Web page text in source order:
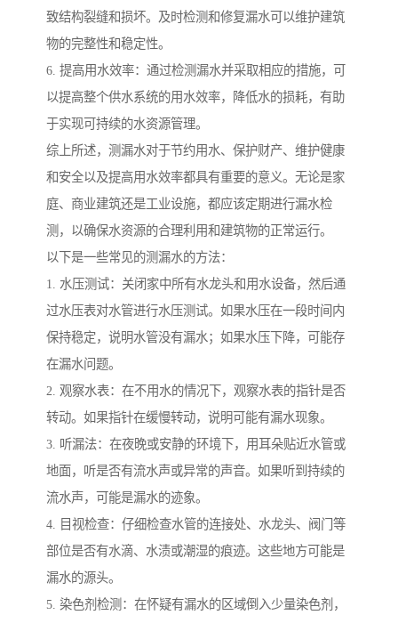
致结构裂缝和损坏。及时检测和修复漏水可以维护建筑
物的完整性和稳定性。
6. 提高用水效率：通过检测漏水并采取相应的措施，可
以提高整个供水系统的用水效率，降低水的损耗，有助
于实现可持续的水资源管理。
综上所述，测漏水对于节约用水、保护财产、维护健康
和安全以及提高用水效率都具有重要的意义。无论是家
庭、商业建筑还是工业设施，都应该定期进行漏水检
测，以确保水资源的合理利用和建筑物的正常运行。
以下是一些常见的测漏水的方法：
1. 水压测试：关闭家中所有水龙头和用水设备，然后通
过水压表对水管进行水压测试。如果水压在一段时间内
保持稳定，说明水管没有漏水；如果水压下降，可能存
在漏水问题。
2. 观察水表：在不用水的情况下，观察水表的指针是否
转动。如果指针在缓慢转动，说明可能有漏水现象。
3. 听漏法：在夜晚或安静的环境下，用耳朵贴近水管或
地面，听是否有流水声或异常的声音。如果听到持续的
流水声，可能是漏水的迹象。
4. 目视检查：仔细检查水管的连接处、水龙头、阀门等
部位是否有水滴、水渍或潮湿的痕迹。这些地方可能是
漏水的源头。
5. 染色剂检测：在怀疑有漏水的区域倒入少量染色剂，